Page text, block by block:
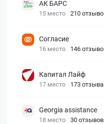
АК БАРС
15 место 210
Согласие
16 место 146
Капитал Лайф
17 место 173 отзыва
Georgia assistance
18 место 30 отзывов